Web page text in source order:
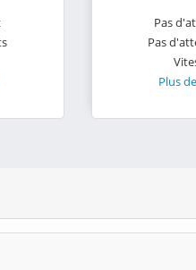
Pas
Pas
Plus